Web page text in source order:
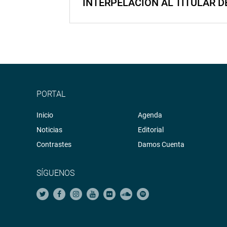
INTERPELACIÓN AL TITULAR
PORTAL
Inicio
Noticias
Contrastes
Agenda
Editorial
Damos Cuenta
SÍGUENOS